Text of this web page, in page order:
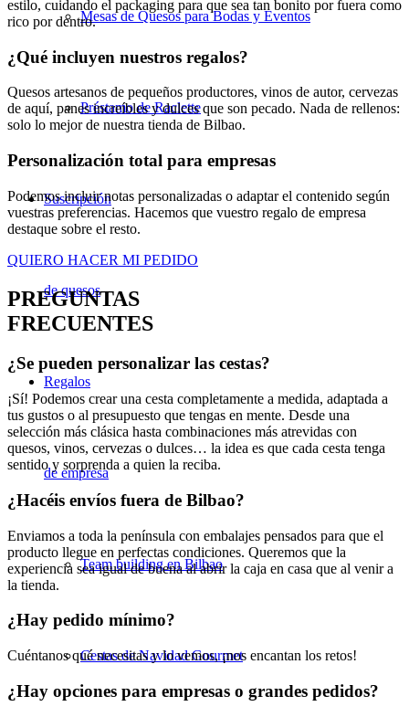
Mesas de Quesos para Bodas y Eventos
Préstamo de Raclette
Suscripción
de quesos
Regalos
de empresa
Team building en Bilbao
Cestas de Navidad Gourmet
estilo, cuidando el packaging para que sea tan bonito por fuera como
rico por dentro.
¿Qué incluyen nuestros regalos?
Quesos artesanos de pequeños productores, vinos de autor, cervezas
de aquí, panes increíbles y dulces que son pecado. Nada de rellenos:
solo lo mejor de nuestra tienda de Bilbao.
Personalización total para empresas
Podemos incluir notas personalizadas o adaptar el contenido según
vuestras preferencias. Hacemos que vuestro regalo de empresa
destaque sobre el resto.
QUIERO HACER MI PEDIDO
PREGUNTAS
FRECUENTES
¿Se pueden personalizar las cestas?
¡Sí! Podemos crear una cesta completamente a medida, adaptada a
tus gustos o al presupuesto que tengas en mente. Desde una
selección más clásica hasta combinaciones más atrevidas con
quesos, vinos, cervezas o dulces… la idea es que cada cesta tenga
sentido y sorprenda a quien la reciba.
¿Hacéis envíos fuera de Bilbao?
Enviamos a toda la península con embalajes pensados para que el
producto llegue en perfectas condiciones. Queremos que la
experiencia sea igual de buena al abrir la caja en casa que al venir a
la tienda.
¿Hay pedido mínimo?
Cuéntanos qué necesitas y lo vemos, ¡nos encantan los retos!
¿Hay opciones para empresas o grandes pedidos?